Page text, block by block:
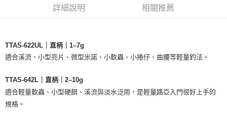
詳細說明 相關推薦
TTAS-622UL｜直柄｜1–7g
適合溪流、小型亮片、微型米諾、小軟蟲、小捲仔、曲腰等輕量釣法。
TTAS-642L｜直柄｜2–10g
適合輕量軟蟲、小型硬餌、溪流與淡水泛用，是輕量路亞入門很好上手的
規格。